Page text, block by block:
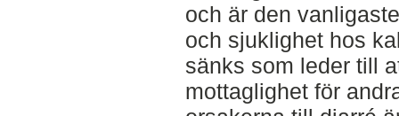
och är den
och sjuklighet hos
sänks som leder till
mottaglighet för